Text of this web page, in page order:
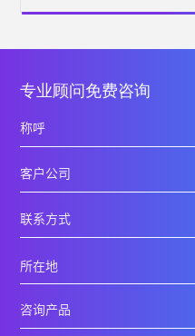
专业顾问免费咨询